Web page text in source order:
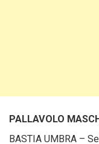
PALLAVOLO
BASTIA UMBRA –